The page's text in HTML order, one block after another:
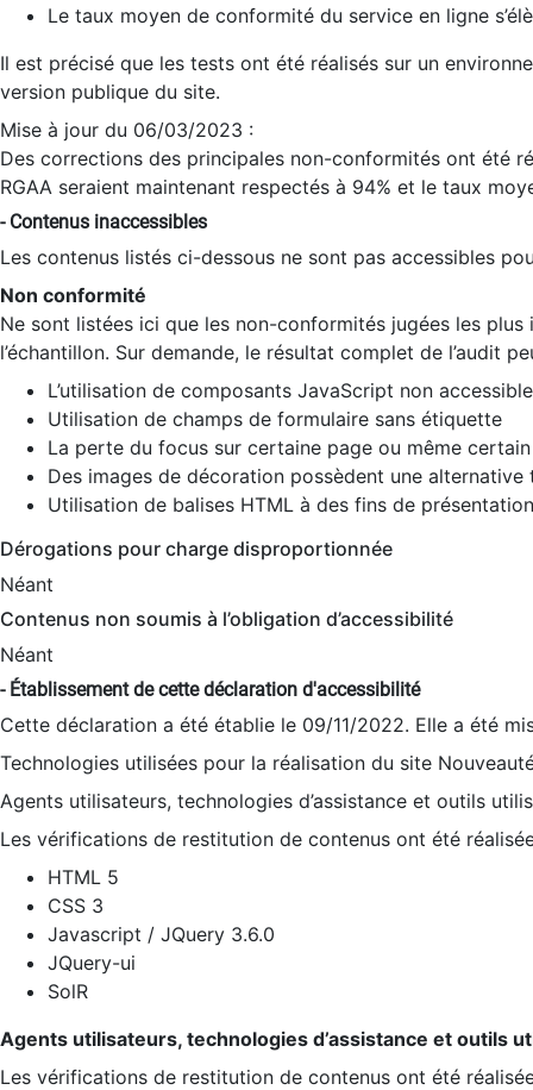
Le taux moyen de conformité du service en ligne
Il est précisé que les tests ont été réalisés sur un
version publique du site.
Mise à jour du 06/03/2023 :
Des corrections des principales non-conformités ont été
RGAA seraient maintenant respectés à 94% et le taux
- Contenus inaccessibles
Les contenus listés ci-dessous ne sont pas accessibles
Non conformité
Ne sont listées ici que les non-conformités jugées les
l’échantillon. Sur demande, le résultat complet de l’audit
L’utilisation de composants JavaScript non
Utilisation de champs de formulaire sans étiquette
La perte du focus sur certaine page ou même
Des images de décoration possèdent une alternative
Utilisation de balises HTML à des fins de
Dérogations pour charge disproportionnée
Néant
Contenus non soumis à l’obligation d’accessibilité
Néant
- Établissement de cette déclaration d'accessibilité
Cette déclaration a été établie le 09/11/2022. Elle a été
Technologies utilisées pour la réalisation du site
Agents utilisateurs, technologies d’assistance et outils
Les vérifications de restitution de contenus ont été
HTML 5
CSS 3
Javascript / JQuery 3.6.0
JQuery-ui
SolR
Agents utilisateurs, technologies d’assistance et outils
Les vérifications de restitution de contenus ont été